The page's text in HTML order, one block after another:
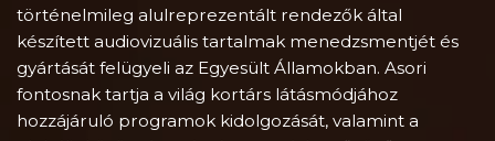
történelmileg alulreprezentált rendezők által
készített audiovizuális tartalmak menedzsmentjét és
gyártását felügyeli az Egyesült Államokban. Asori
fontosnak tartja a világ kortárs látásmódjához
hozzájáruló programok kidolgozását, valamint a